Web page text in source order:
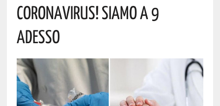
Coronavirus! Siamo A 9
Adesso